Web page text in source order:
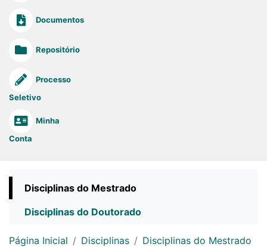
Documentos
Repositório
Processo
Seletivo
Minha
Conta
Disciplinas do Mestrado
Disciplinas do Doutorado
Página Inicial Disciplinas Disciplinas do Mestrado